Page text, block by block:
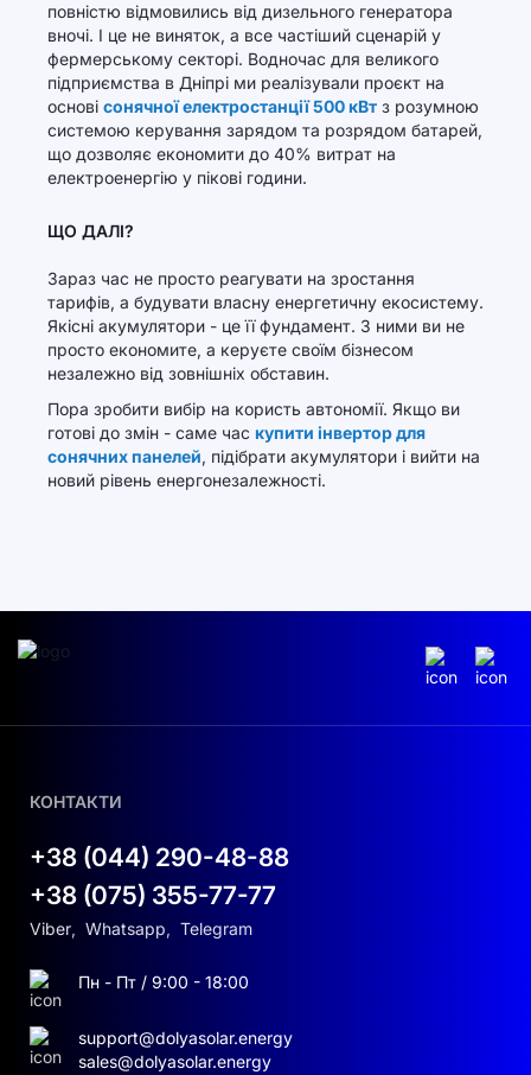
повністю відмовились від дизельного генератора
вночі. І це не виняток, а все частіший сценарій у
фермерському секторі. Водночас для великого
підприємства в Дніпрі ми реалізували проєкт на
основі сонячної електростанції 500 кВт з розумною
системою керування зарядом та розрядом батарей,
що дозволяє економити до 40% витрат на
електроенергію у пікові години.
ЩО ДАЛІ?
Зараз час не просто реагувати на зростання
тарифів, а будувати власну енергетичну екосистему.
Якісні акумулятори - це її фундамент. З ними ви не
просто економите, а керуєте своїм бізнесом
незалежно від зовнішніх обставин.
Пора зробити вибір на користь автономії. Якщо ви
готові до змін - саме час купити інвертор для
сонячних панелей, підібрати акумулятори і вийти на
новий рівень енергонезалежності.
КОНТАКТИ
+38 (044) 290-48-88
+38 (075) 355-77-77
Viber, Whatsapp, Telegram
Пн - Пт / 9:00 - 18:00
support@dolyasolar.energy
sales@dolyasolar.energy